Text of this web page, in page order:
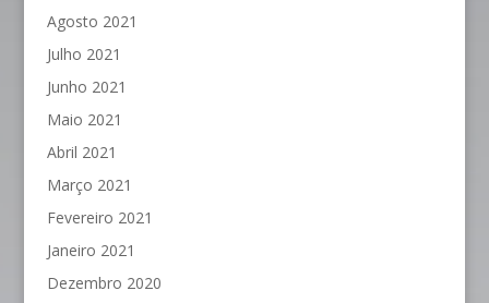
Agosto 2021
Julho 2021
Junho 2021
Maio 2021
Abril 2021
Março 2021
Fevereiro 2021
Janeiro 2021
Dezembro 2020